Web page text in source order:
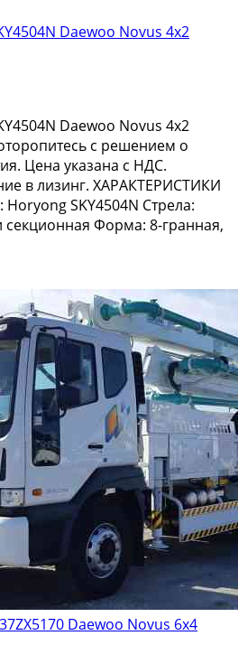
Daewoo Novus 4х2
Daewoo Novus 4х2
с решением о
Цена указана с НДС.
в лизинг. ХАРАКТЕРИСТИКИ
SKY4504N Стрела:
секционная Форма: 8-гранная,
Daewoo Novus 6х4